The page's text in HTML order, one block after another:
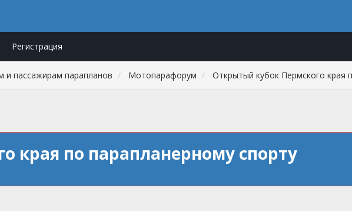
Регистрация
и пассажирам парапланов Мотопарафорум Открытый кубок Пермского края
края по парапланерному спорту